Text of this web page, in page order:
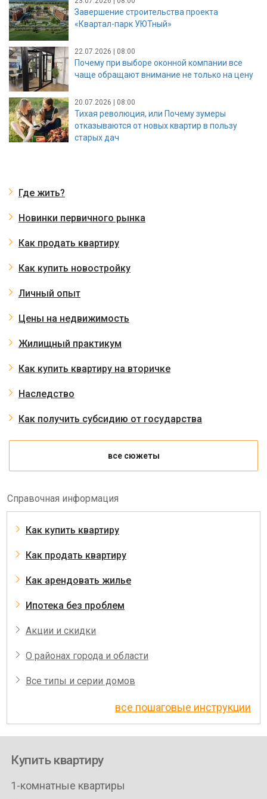
Завершение строительства проекта
«Квартал-парк УЮТный»
22.07.2026 | 08:00
Почему при выборе оконной компании все
чаще обращают внимание не только на цену
20.07.2026 | 08:00
Тихая революция, или Почему зумеры
отказываются от новых квартир в пользу
старых дач
Где жить?
Новинки первичного рынка
Как продать квартиру
Как купить новостройку
Личный опыт
Цены на недвижимость
Жилищный практикум
Как купить квартиру на вторичке
Наследство
Как получить субсидию от государства
все сюжеты
Справочная информация
Как купить квартиру
Как продать квартиру
Как арендовать жилье
Ипотека без проблем
Акции и скидки
О районах города и области
Все типы и серии домов
все пошаговые инструкции
Купить квартиру
1-комнатные квартиры